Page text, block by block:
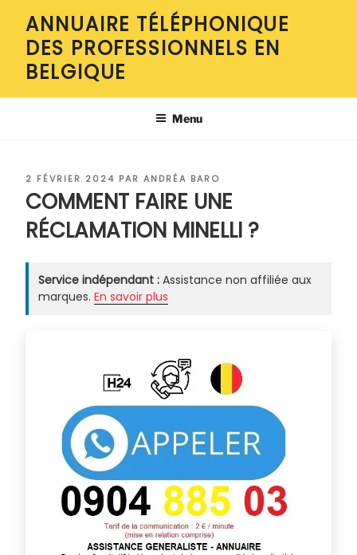
contenu
principal
ANNUAIRE TÉLÉPHONIQUE
DES PROFESSIONNELS EN
BELGIQUE
Menu
PUBLIÉ
LE
2 FÉVRIER 2024 PAR ANDRÉA BARO
COMMENT FAIRE UNE
RÉCLAMATION MINELLI ?
Service indépendant : Assistance non affiliée aux
marques. En savoir plus